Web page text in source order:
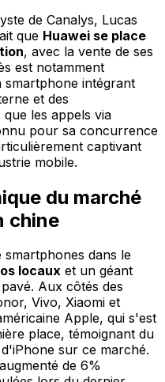
de Canalys, Lucas
que Huawei se place
, avec la vente de ses
est notamment
smartphone intégrant
et des
les appels via
pour sa concurrence
captivant
mobile.
du marché
chine
smartphones dans le
locaux et un géant
Aux côtés des
Vivo, Xiaomi et
Apple, qui s'est
place, témoignant du
sur ce marché.
de 6%